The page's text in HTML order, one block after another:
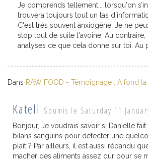
Je comprends tellement... lorsqu'on
trouvera toujours tout un tas
C'est très souvent anxiogène. Je ne
stop tout de suite l'avoine. Au contraire,
analyses ce que cela donne sur toi. Au
Dans RAW FOOD - Témoignage : A fond
Katell Soumis le Saturday 11
Bonjour, Je voudrais savoir si Danielle
bilans sanguins pour détecter une
plaît ? Par ailleurs, il est aussi répandu
macher des aliments assez dur pour se